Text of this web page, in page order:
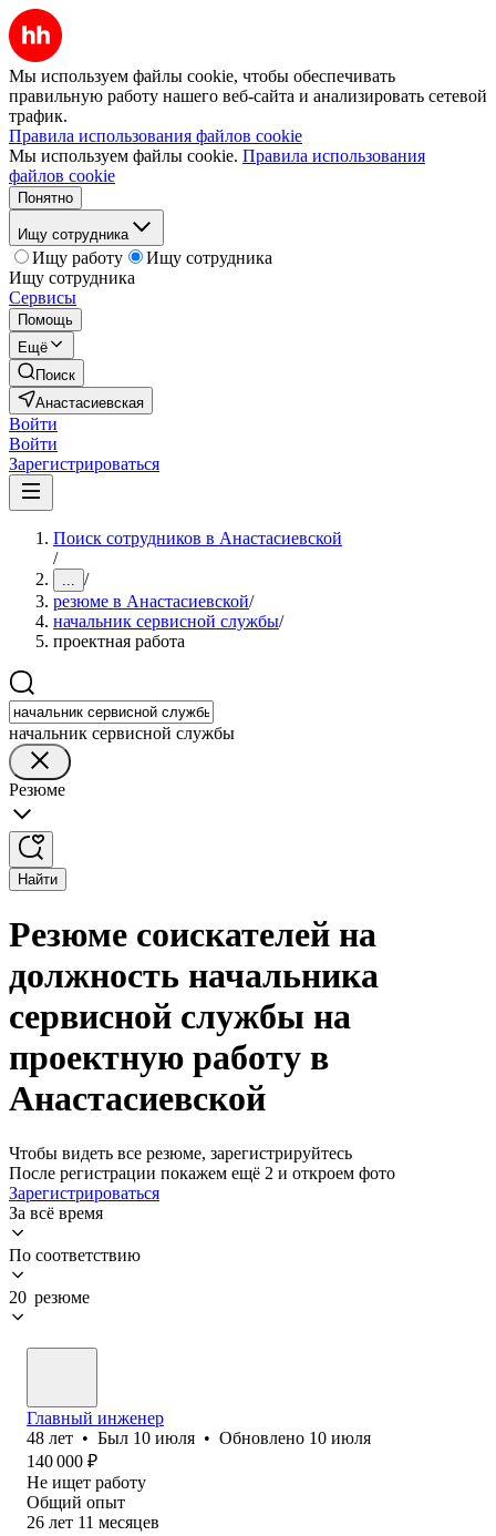
Мы используем файлы cookie, чтобы обеспечивать
правильную работу нашего веб-сайта и анализировать сетевой
трафик.
Правила использования файлов cookie
Мы используем файлы cookie. Правила использования
файлов cookie
Понятно
Ищу сотрудника
Ищу работу
Ищу сотрудника
Ищу сотрудника
Сервисы
Помощь
Ещё
Поиск
Анастасиевская
Войти
Войти
Зарегистрироваться
Поиск сотрудников в Анастасиевской
/
... /
резюме в Анастасиевской/
начальник сервисной службы/
проектная работа
начальник сервисной службы
Резюме
Найти
Резюме соискателей на
должность начальника
сервисной службы на
проектную работу в
Анастасиевской
Чтобы видеть все резюме, зарегистрируйтесь
После регистрации покажем ещё 2 и откроем фото
Зарегистрироваться
За всё время
По соответствию
20 резюме
Главный инженер
48 лет • Был 10 июля • Обновлено 10 июля
140 000 ₽
Не ищет работу
Общий опыт
26 лет 11 месяцев